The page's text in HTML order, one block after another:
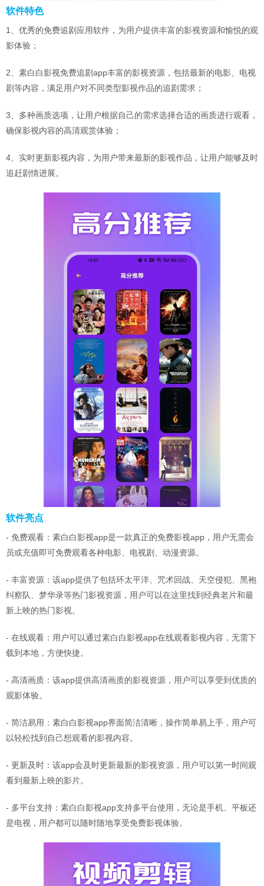
软件特色
1、优秀的免费追剧应用软件，为用户提供丰富的影视资源和愉悦的观
影体验；
2、素白白影视免费追剧app丰富的影视资源，包括最新的电影、电视
剧等内容，满足用户对不同类型影视作品的追剧需求；
3、多种画质选项，让用户根据自己的需求选择合适的画质进行观看，
确保影视内容的高清观赏体验；
4、实时更新影视内容，为用户带来最新的影视作品，让用户能够及时
追赶剧情进展。
软件亮点
- 免费观看：素白白影视app是一款真正的免费影视app，用户无需会
员或充值即可免费观看各种电影、电视剧、动漫资源。
- 丰富资源：该app提供了包括环太平洋、咒术回战、天空侵犯、黑袍
纠察队、梦华录等热门影视资源，用户可以在这里找到经典老片和最
新上映的热门影视。
- 在线观看：用户可以通过素白白影视app在线观看影视内容，无需下
载到本地，方便快捷。
- 高清画质：该app提供高清画质的影视资源，用户可以享受到优质的
观影体验。
- 简洁易用：素白白影视app界面简洁清晰，操作简单易上手，用户可
以轻松找到自己想观看的影视内容。
- 更新及时：该app会及时更新最新的影视资源，用户可以第一时间观
看到最新上映的影片。
- 多平台支持：素白白影视app支持多平台使用，无论是手机、平板还
是电视，用户都可以随时随地享受免费影视体验。